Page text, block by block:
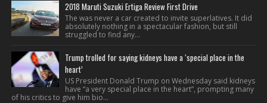
2018 Maruti Suzuki Ertiga Review First Drive
The was never a car created to invite superlatives. It did
absolutely nothing in a spectacular fashion, but still
struggled to find any...
Trump trolled for saying kidneys have a ‘special place in the
heart’
US President Donald Trump on Wednesday said kidneys
have “a very special place in the heart”, prompting many
of his critics to give him bio...